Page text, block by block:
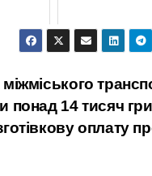
18 Січня,
понад 14 тисяч
оплату